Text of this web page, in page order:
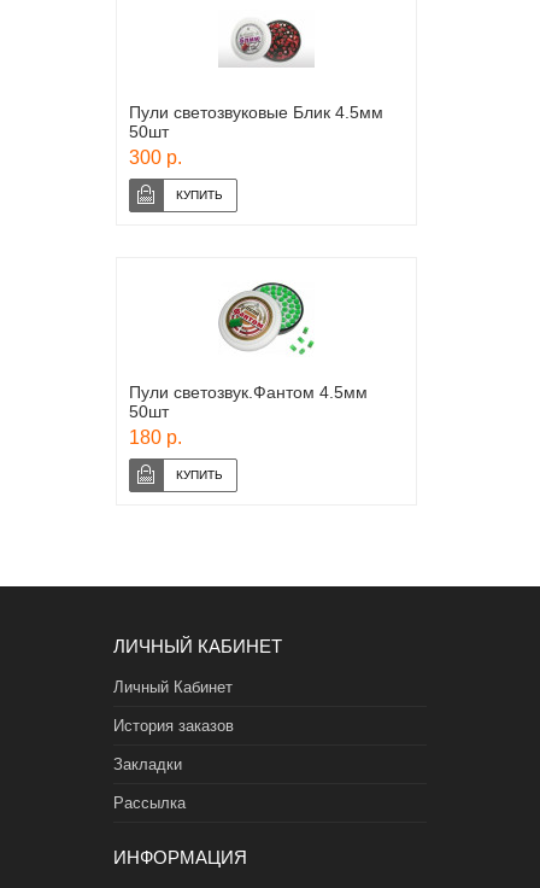
Пули светозвуковые Блик 4.5мм
50шт
300 р.
Пули светозвук.Фантом 4.5мм
50шт
180 р.
ЛИЧНЫЙ КАБИНЕТ
Личный Кабинет
История заказов
Закладки
Рассылка
ИНФОРМАЦИЯ